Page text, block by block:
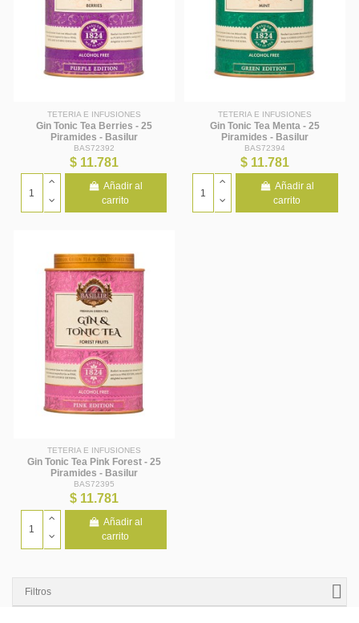
TETERIA E INFUSIONES
Gin Tonic Tea Berries - 25
Piramides - Basilur
BAS72392
$ 11.781
Añadir al
carrito
TETERIA E INFUSIONES
Gin Tonic Tea Menta - 25
Piramides - Basilur
BAS72394
$ 11.781
Añadir al
carrito
TETERIA E INFUSIONES
Gin Tonic Tea Pink Forest - 25
Piramides - Basilur
BAS72395
$ 11.781
Añadir al
carrito
Filtros